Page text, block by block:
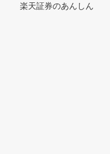
楽天証券のあんしん